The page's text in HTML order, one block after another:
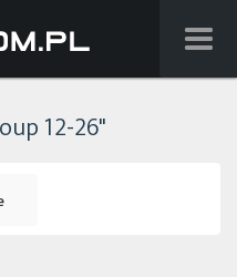
12-26"